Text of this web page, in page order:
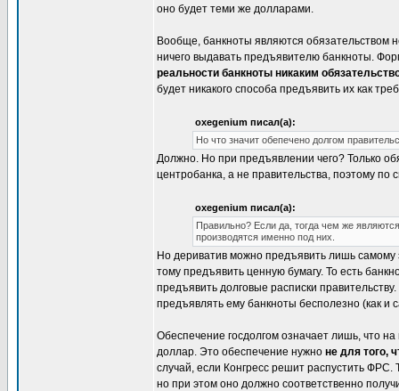
оно будет теми же долларами.
Вообще, банкноты являются обязательством
ничего выдавать предъявителю банкноты.
реальности банкноты никаким
будет никакого способа предъявить их как
oxegenium писал(а):
Но что значит обепечено долгом
Должно. Но при предъявлении чего? Только
центробанка, а не правительства, поэтому по
oxegenium писал(а):
Правильно? Если да, тогда чем же
производятся именно под них.
Но дериватив можно предъявить лишь самому
тому предъявить ценную бумагу. То есть
предъявить долговые расписки
предъявлять ему банкноты бесполезно (как и
Обеспечение госдолгом означает лишь, что
доллар. Это обеспечение нужно не для того,
случай, если Конгресс решит распустить ФРС.
но при этом оно должно соответственно